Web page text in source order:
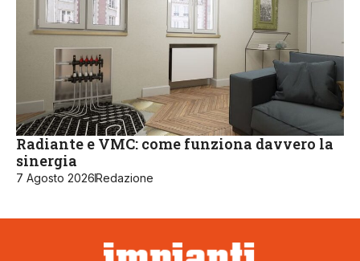
Radiante e VMC: come funziona davvero la
sinergia
7 Agosto 2026Redazione